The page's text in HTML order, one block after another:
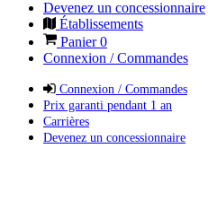
Devenez un concessionnaire
Établissements
Panier0
Connexion / Commandes
Connexion / Commandes
Prix garanti pendant 1 an
Carrières
Devenez un concessionnaire